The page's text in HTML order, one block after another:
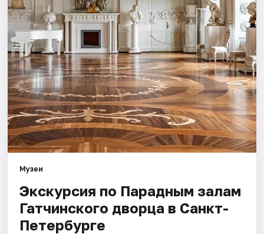
Артисты
Рейтинги
Музеи
Экскурсия по Парадным залам
Гатчинского дворца в Санкт-
Петербурге